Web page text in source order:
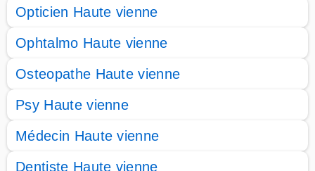
Opticien Haute vienne
Ophtalmo Haute vienne
Osteopathe Haute vienne
Psy Haute vienne
Médecin Haute vienne
Dentiste Haute vienne